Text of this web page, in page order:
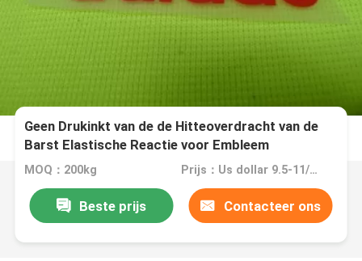
Geen Drukinkt van de de Hitteoverdracht van de
Barst Elastische Reactie voor Embleem
MOQ：200kg Prijs：Us dollar 9.5-11/KG
Beste prijs Contacteer ons